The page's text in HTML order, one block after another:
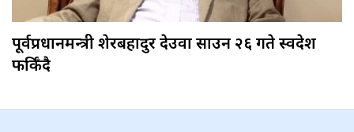
पूर्वप्रधानमन्त्री शेरबहादुर देउवा साउन २६ गते स्वदेश
फर्किँदै